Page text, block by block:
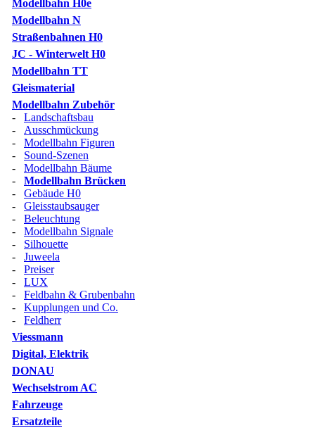
Modellbahn H0e
Modellbahn N
Straßenbahnen H0
JC - Winterwelt H0
Modellbahn TT
Gleismaterial
Modellbahn Zubehör
- Landschaftsbau
- Ausschmückung
- Modellbahn Figuren
- Sound-Szenen
- Modellbahn Bäume
- Modellbahn Brücken
- Gebäude H0
- Gleisstaubsauger
- Beleuchtung
- Modellbahn Signale
- Silhouette
- Juweela
- Preiser
- LUX
- Feldbahn & Grubenbahn
- Kupplungen und Co.
- Feldherr
Viessmann
Digital, Elektrik
DONAU
Wechselstrom AC
Fahrzeuge
Ersatzteile